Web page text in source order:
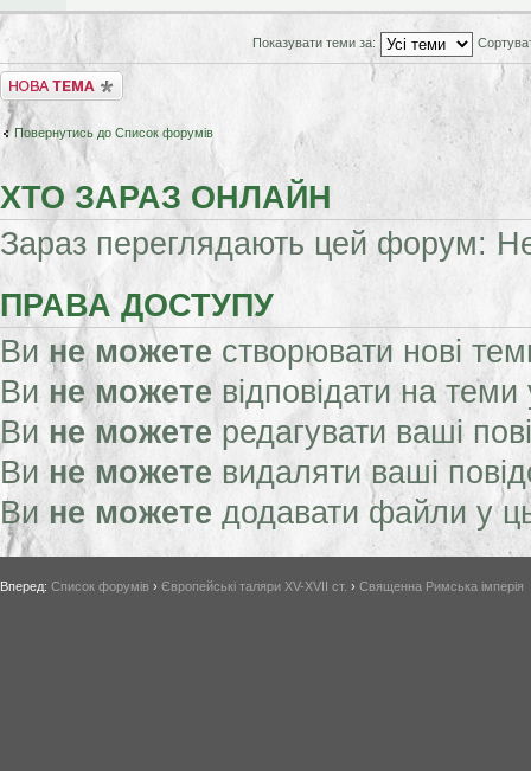
Показувати теми за:
Створити нову тему
Повернутись до Список форумів
ХТО ЗАРАЗ ОНЛАЙН
Зараз переглядають цей форум:
ПРАВА ДОСТУПУ
Ви не можете створювати нові
Ви не можете відповідати на
Ви не можетередагувати ваші
Вине можете видаляти ваші
Ви не можете додавати файли у
Вперед: Список форумів › Європейські таляри XV-XVII ст. › Священна Римська імперія